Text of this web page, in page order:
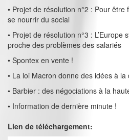
• Projet de résolution n°2 : Pour être
se nourrir du social
• Projet de résolution n°3 : L’Europe
proche des problèmes des salariés
• Spontex en vente !
• La loi Macron donne des idées à
• Barbier : des négociations à la
• Information de dernière minute !
Lien de téléchargement: